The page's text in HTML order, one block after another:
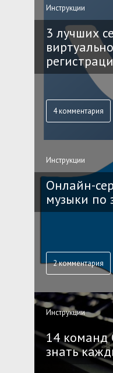
Инструкции
3 лучших
4 комментария
Инструкции
Онлайн-
музыки по
2 комментария
Инструкции
14 команд
знать